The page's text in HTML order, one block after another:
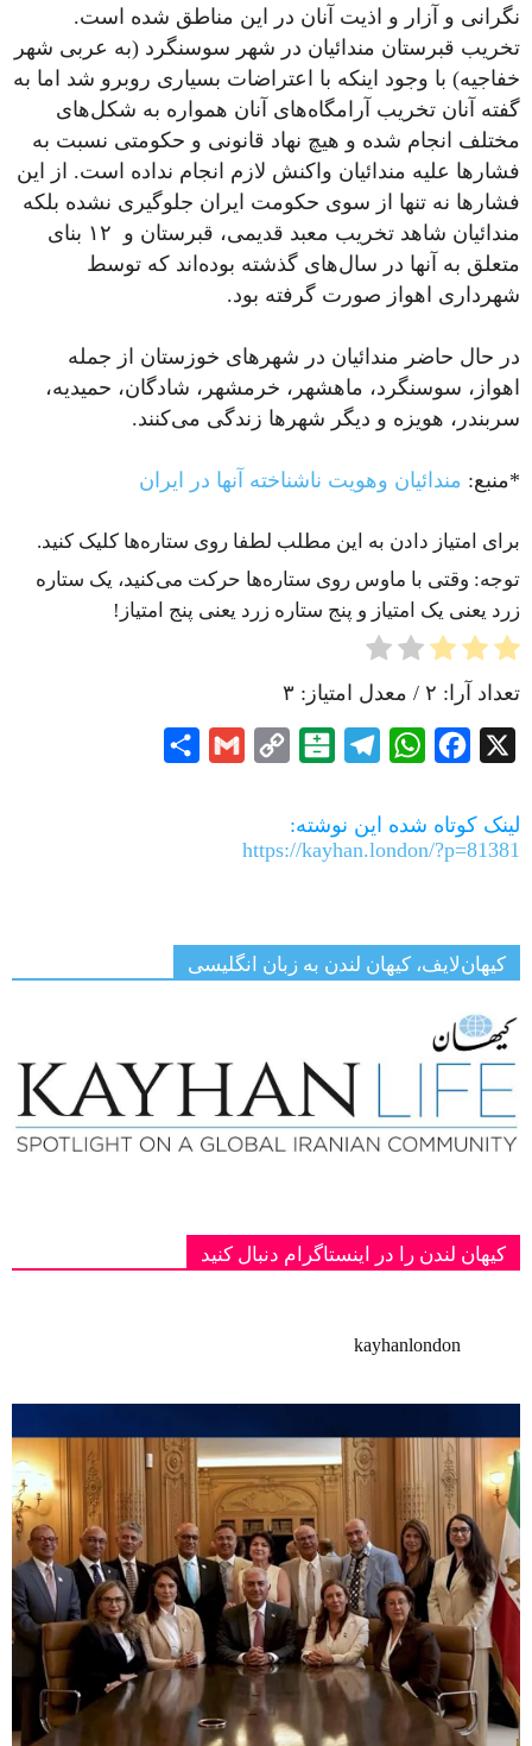
نگرانی و آزار و اذیت آنان در این مناطق شده است.
تخریب قبرستان مندائیان در شهر سوسنگرد (به عربی شهر
خفاجیه) با وجود اینکه با اعتراضات بسیاری روبرو شد اما به
گفته آنان تخریب آرامگاه‌های آنان همواره به شکل‌های
مختلف انجام شده و هیچ نهاد قانونی و حکومتی نسبت به
فشارها علیه مندائیان واکنش لازم انجام نداده است. از این
فشارها نه تنها از سوی حکومت ایران جلوگیری نشده بلکه
مندائیان شاهد تخریب معبد قدیمی، قبرستان و ۱۲ بنای
متعلق به آنها در سال‌های گذشته بوده‌اند که توسط
شهرداری اهواز صورت گرفته بود.
در حال حاضر مندائیان در شهرهای خوزستان از جمله
اهواز، سوسنگرد، ماهشهر، خرمشهر، شادگان، حمیدیه،
سربندر، هویزه و دیگر شهرها زندگی می‌کنند.
*منبع: مندائیان وهویت ناشناخته آنها در ایران
برای امتیاز دادن به این مطلب لطفا روی ستاره‌ها کلیک کنید.
توجه: وقتی با ماوس روی ستاره‌ها حرکت می‌کنید، یک ستاره
زرد یعنی یک امتیاز و پنج ستاره زرد یعنی پنج امتیاز!
تعداد آرا: ۲ / معدل امتیاز: ۳
X
Facebook
WhatsApp
Telegram
Balatarin
Copy
Gmail
لینک کوتاه شده این نوشته:
https://kayhan.london/?p=81381
کیهان‌لایف، کیهان لندن به زبان انگلیسی
کیهان لندن را در اینستاگرام دنبال کنید
kayhanlondon